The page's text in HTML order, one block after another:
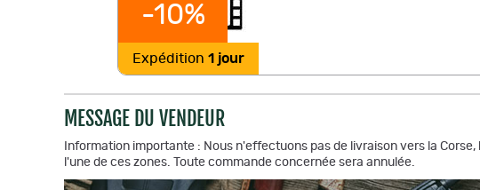
-10%
Expédition 1 jour
MESSAGE DU VENDEUR
Information importante : Nous n'effectuons pas de livraison vers la
l'une de ces zones. Toute commande concernée sera annulée.